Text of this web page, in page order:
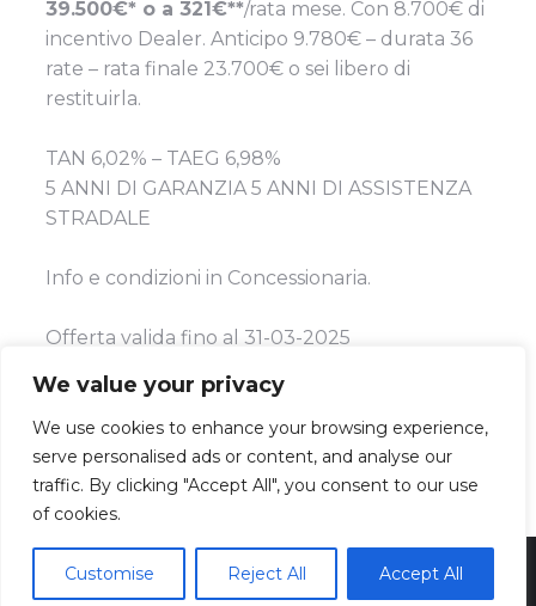
We value your privacy
We use cookies to enhance your browsing experience,
serve personalised ads or content, and analyse our
traffic. By clicking "Accept All", you consent to our use
of cookies.
Customise Reject All Accept All
39.500€* o a 321€**/rata mese. Con 8.700€ di
incentivo Dealer. Anticipo 9.780€ – durata 36
rate – rata finale 23.700€ o sei libero di
restituirla.
TAN 6,02% – TAEG 6,98%
5 ANNI DI GARANZIA 5 ANNI DI ASSISTENZA
STRADALE
Info e condizioni in Concessionaria.
Offerta valida fino al 31-03-2025
DETTAGLI PROMOZIONE
01817930041 | Rea CN-137655 | Sdi SUBM70N | Cap. Soc.